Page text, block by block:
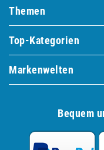
Themen
Top-Kategorien
Markenwelten
Bequem